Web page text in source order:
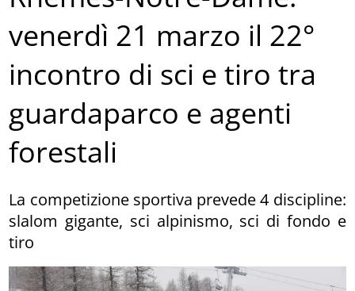
venerdì 21 marzo il 22°
incontro di sci e tiro tra
guardaparco e agenti
forestali
La competizione sportiva prevede 4 discipline:
slalom gigante, sci alpinismo, sci di fondo e
tiro